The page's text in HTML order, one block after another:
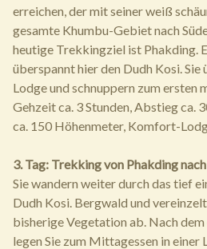
erreichen, der mit seiner weiß
gesamte Khumbu-Gebiet nach
heutige Trekkingziel ist Phakding.
überspannt hier den Dudh Kosi. Sie
Lodge und schnuppern zum ersten
Gehzeit ca. 3 Stunden, Abstieg ca.
ca. 150 Höhenmeter, Komfort-
3. Tag: Trekking von Phakding
Sie wandern weiter durch das tief
Dudh Kosi. Bergwald und
bisherige Vegetation ab. Nach
legen Sie zum Mittagessen in einer